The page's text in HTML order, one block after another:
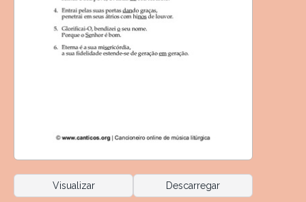
Visualizar Descarregar